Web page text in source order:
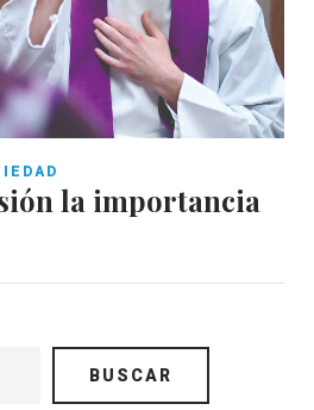
la importancia
BUSCAR